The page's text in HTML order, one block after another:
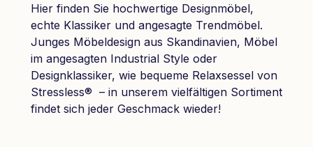
Hier finden Sie hochwertige Designmöbel,
echte Klassiker und angesagte Trendmöbel.
Junges Möbeldesign aus Skandinavien, Möbel
im angesagten Industrial Style oder
Designklassiker, wie bequeme Relaxsessel von
Stressless® – in unserem vielfältigen Sortiment
findet sich jeder Geschmack wieder!